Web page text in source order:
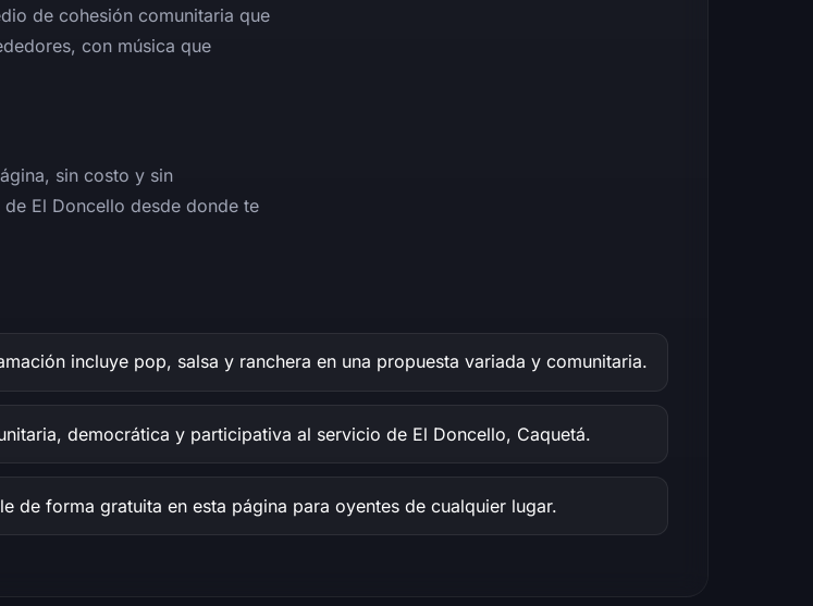
de cohesión comunitaria que
con música que
sin costo y sin
El Doncello desde donde te
incluye pop, salsa y ranchera en una propuesta variada y comunitaria.
democrática y participativa al servicio de El Doncello, Caquetá.
de forma gratuita en esta página para oyentes de cualquier lugar.